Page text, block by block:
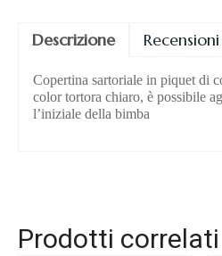
Descrizione
Copertina sartoriale in piquet di
color tortora chiaro, è possibile
l’iniziale della bimba
Prodotti correlati